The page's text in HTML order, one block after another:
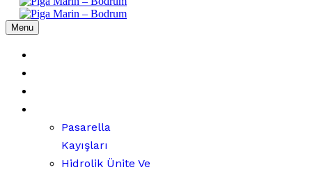
Menu
Pasarella
Kayışları
Hidrolik Ünite Ve